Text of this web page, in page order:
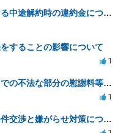
芸能事務所との専属契約における中途解約時の違約金について相談したいです
することの影響について
1
現職を退職するにあたって今までの不法な部分の慰謝料等は請求できるのか。
1
地位確認訴訟の勝訴後、復職条件交渉と嫌がらせ対策について